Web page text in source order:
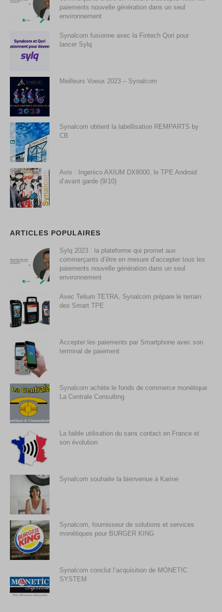
paiements nouvelle génération dans un seul
environnement
Synalcom fusionne avec la Fintech Qori pour
lancer Sylq
Meilleurs Voeux 2023 – Synalcom
Synalcom obtient la labellisation REMPARTS by
CB
Avis : Ingenico AXIUM DX8000, le TPE Android
d’avant garde (9/10)
ARTICLES POPULAIRES
Sylq 2023 : la plateforme qui promet aux
commerçants d’être en mesure d’accepter tous les
paiements nouvelle génération dans un seul
environnement
Avec Telium TETRA, Synalcom prépare le terrain
des Smart TPE
Accepter les paiements par Smartphone avec son
terminal de paiement
Synalcom achète le fonds de commerce monétique
La Centrale Consulting
La faible utilisation du sans contact en France et
son évolution
Synalcom souhaite la bienvenue à Karine
Synalcom, fournisseur de solutions et services
monétiques pour BURGER KING
Synalcom conclut l’acquisition de MONETIC
SYSTEM